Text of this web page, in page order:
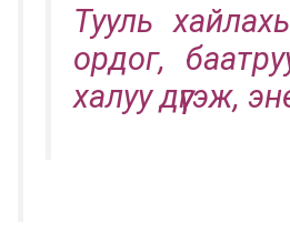
Тууль
ордог,
халуу дүүгэж,